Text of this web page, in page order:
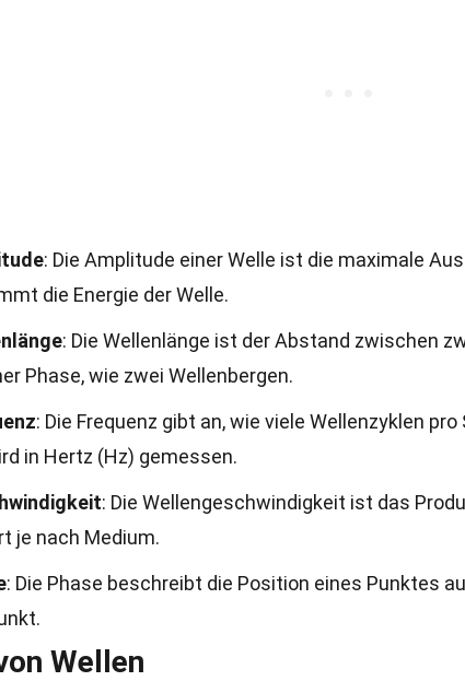
: Die Amplitude einer Welle ist die maximale
die Energie der Welle.
: Die Wellenlänge ist der Abstand zwischen
Phase, wie zwei Wellenbergen.
: Die Frequenz gibt an, wie viele Wellenzyklen
in Hertz (Hz) gemessen.
: Die Wellengeschwindigkeit ist das
je nach Medium.
: Die Phase beschreibt die Position eines Punktes
Wellen